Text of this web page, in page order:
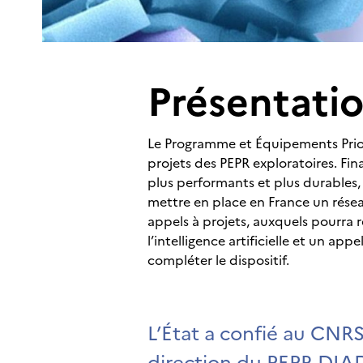
Le Programme et Équipements
projets des PEPR exploratoires.
plus performants et plus
mettre en place en France un
appels à projets, auxquels pourra
l’intelligence artificielle et un
compléter le dispositif.
L’État a confié au